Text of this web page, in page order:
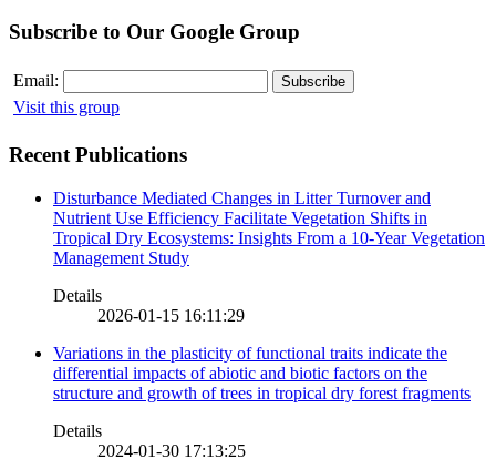
Subscribe to Our Google Group
Email:
Visit this group
Recent Publications
Disturbance Mediated Changes in Litter Turnover and
Nutrient Use Efficiency Facilitate Vegetation Shifts in
Tropical Dry Ecosystems: Insights From a 10-Year Vegetation
Management Study
Details
2026-01-15 16:11:29
Variations in the plasticity of functional traits indicate the
differential impacts of abiotic and biotic factors on the
structure and growth of trees in tropical dry forest fragments
Details
2024-01-30 17:13:25